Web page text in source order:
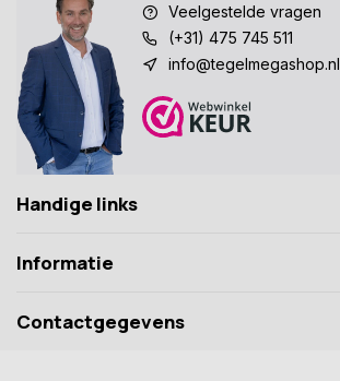
Veelgestelde vragen
(+31) 475 745 511
info@tegelmegashop.nl
Handige links
Informatie
Contactgegevens